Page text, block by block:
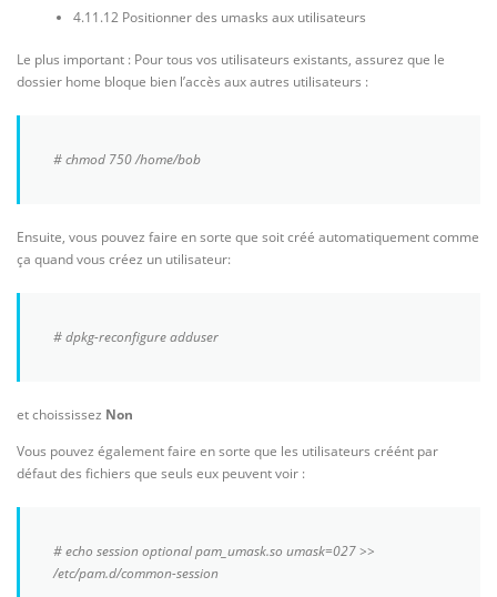
4.11.12 Positionner des umasks aux utilisateurs
Le plus important : Pour tous vos utilisateurs existants, assurez que le
dossier home bloque bien l’accès aux autres utilisateurs :
# chmod 750 /home/bob
Ensuite, vous pouvez faire en sorte que soit créé automatiquement comme
ça quand vous créez un utilisateur:
# dpkg-reconfigure adduser
et choississez Non
Vous pouvez également faire en sorte que les utilisateurs créént par
défaut des fichiers que seuls eux peuvent voir :
# echo session optional pam_umask.so umask=027 >>
/etc/pam.d/common-session